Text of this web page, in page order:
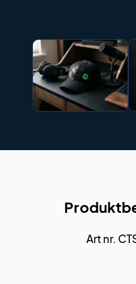
Art nr.